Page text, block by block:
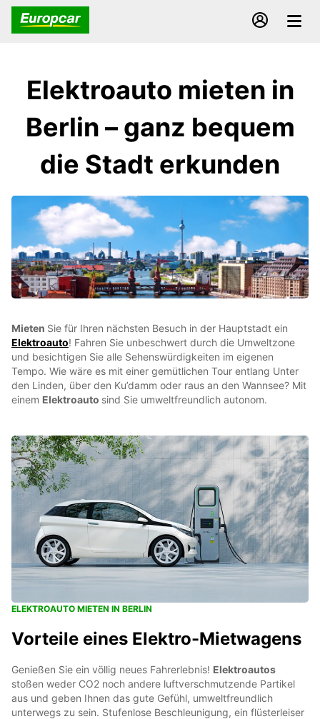
Elektroauto mieten in
Berlin – ganz bequem
die Stadt erkunden
Mieten Sie für Ihren nächsten Besuch in der Hauptstadt ein
Elektroauto! Fahren Sie unbeschwert durch die Umweltzone
und besichtigen Sie alle Sehenswürdigkeiten im eigenen
Tempo. Wie wäre es mit einer gemütlichen Tour entlang Unter
den Linden, über den Ku’damm oder raus an den Wannsee? Mit
einem Elektroauto sind Sie umweltfreundlich autonom.
ELEKTROAUTO MIETEN IN BERLIN
Vorteile eines Elektro-Mietwagens
Genießen Sie ein völlig neues Fahrerlebnis! Elektroautos
stoßen weder CO2 noch andere luftverschmutzende Partikel
aus und geben Ihnen das gute Gefühl, umweltfreundlich
unterwegs zu sein. Stufenlose Beschleunigung, ein flüsterleiser